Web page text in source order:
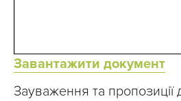
Завантажити документ
Зауваження та